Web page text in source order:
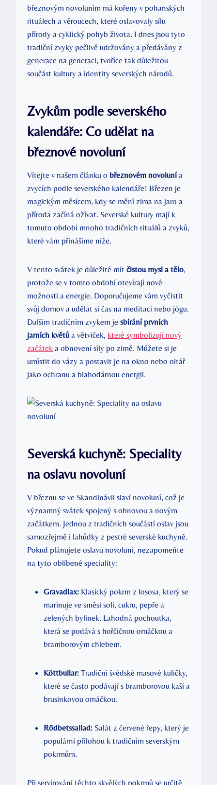
březnovým novoluním má kořeny v pohanských
rituálech a věroucech, které oslavovaly sílu
přírody a cyklický pohyb života. I dnes jsou tyto
tradiční zvyky pečlivě udržovány a předávány z
generace na generaci, tvoříce tak důležitou
součást kultury a identity severských národů.
Zvykům podle severského
kalendáře: Co udělat na
březnové novoluní
Vítejte v našem článku o březnovém novolunía
zvycích podle severského kalendáře! Březen je
magickým měsícem, kdy se mění zima na jaro a
příroda začíná ožívat. Severské kultury mají k
tomuto období mnoho tradičních rituálů a zvyků,
které vám přinášíme níže.
V tento svátek je důležité mít čistou mysl a tělo,
protože se v tomto období otevírají nové
možnosti a energie. Doporučujeme vám vyčistit
svůj domov a udělat si čas na meditaci nebo jógu.
Dalším tradičním zvykem je sbírání prvních
jarních květů a větviček, které symbolizují nový
začátek a obnovení síly po zimě. Můžete si je
umístit do vázy a postavit je na okno nebo oltář
jako ochranu a blahodárnou energii.
Severská kuchyně: Speciality
na oslavu novoluní
V březnu se ve Skandinávii slaví novoluní, což je
významný svátek spojený s obnovou a novým
začátkem. Jednou z tradičních součástí oslav jsou
samozřejmě i lahůdky z pestré severské kuchyně.
Pokud plánujete oslavu novoluní, nezapomeňte
na tyto oblíbené speciality:
Gravadlax: Klasický pokrm z lososa, který se
marinuje ve směsi soli, cukru, pepře a
zelených bylinek. Lahodná pochoutka,
která se podává s hořčičnou omáčkou a
bramborovým chlebem.
Köttbullar: Tradiční švédské masové kuličky,
které se často podávají s bramborovou kaší a
brusinkovou omáčkou.
Rödbetssallad: Salát z červené řepy, který je
populární přílohou k tradičním severským
pokrmům.
Při servírování těchto skvělých pokrmů se určitě